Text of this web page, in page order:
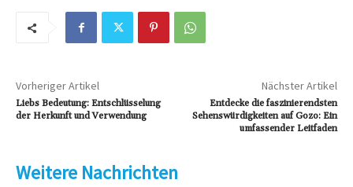
Vorheriger Artikel
Liebs Bedeutung: Entschlüsselung
der Herkunft und Verwendung
Nächster Artikel
Entdecke die faszinierendsten
Sehenswürdigkeiten auf Gozo: Ein
umfassender Leitfaden
Weitere Nachrichten